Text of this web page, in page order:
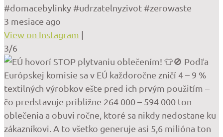
#domacebylinky #udrzatelnyzivot #zerowaste
3 mesiace ago
View on Instagram |
3/6